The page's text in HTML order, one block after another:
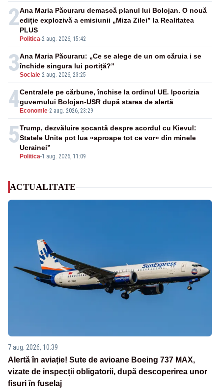
2
Politica-2 aug. 2026, 15:42
Ana Maria Păcuraru demască planul lui Bolojan. O nouă
ediție explozivă a emisiunii „Miza Zilei” la Realitatea
PLUS
3Sociale-2 aug. 2026, 23:25
Ana Maria Păcuraru: „Ce se alege de un om căruia i se
închide singura lui portiță?”
4 Economie-2 aug. 2026, 23:29
Centralele pe cărbune, închise la ordinul UE. Ipocrizia
guvernului Bolojan-USR după starea de alertă
5
Politica-1 aug. 2026, 11:09
Trump, dezvăluire șocantă despre acordul cu Kievul:
Statele Unite pot lua «aproape tot ce vor» din minele
Ucrainei”
ACTUALITATE
7 aug. 2026, 10:39
Alertă în aviație! Sute de avioane Boeing 737 MAX,
vizate de inspecții obligatorii, după descoperirea unor
fisuri în fuselaj